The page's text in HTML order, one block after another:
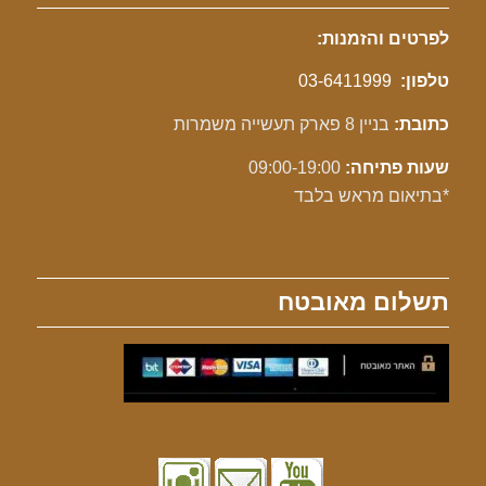
לפרטים והזמנות:
טלפון: 03-6411999
כתובת: בניין 8 פארק תעשייה משמרות
שעות פתיחה:
*בתיאום מראש בלבד
תשלום מאובטח